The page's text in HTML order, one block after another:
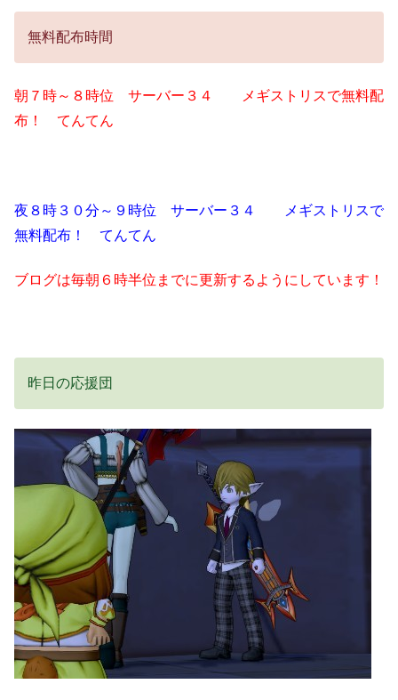
無料配布時間
朝７時～８時位 サーバー３４ メギストリスで無料配
布！ てんてん
夜８時３０分～９時位 サーバー３４ メギストリスで
無料配布！ てんてん
ブログは毎朝６時半位までに更新するようにしています！
昨日の応援団